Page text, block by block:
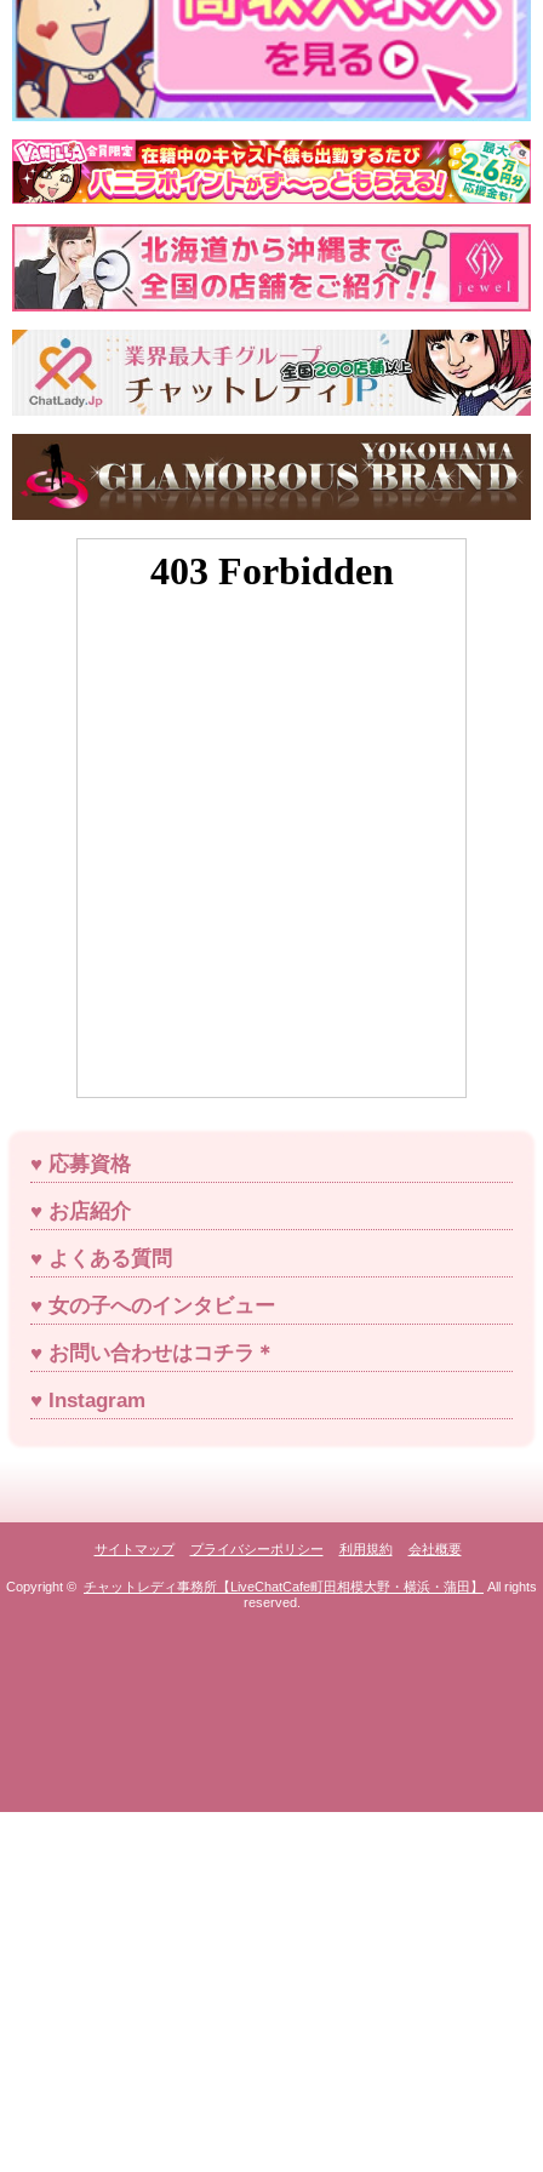
応募資格
お店紹介
よくある質問
女の子へのインタビュー
お問い合わせはコチラ＊
Instagram
サイトマップ プライバシーポリシー 利用規約 会社概要
Copyright © チャットレディ事務所【LiveChatCafe町田相模大野・横浜・蒲田】
All rights
reserved.